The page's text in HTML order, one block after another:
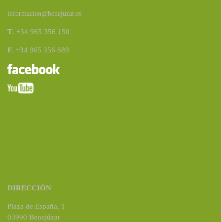
informacion@benejuzar.es
T. +34 965 356 150
F. +34 965 356 689
DIRECCIÓN
Plaza de España, 1
03990 Benejúzar